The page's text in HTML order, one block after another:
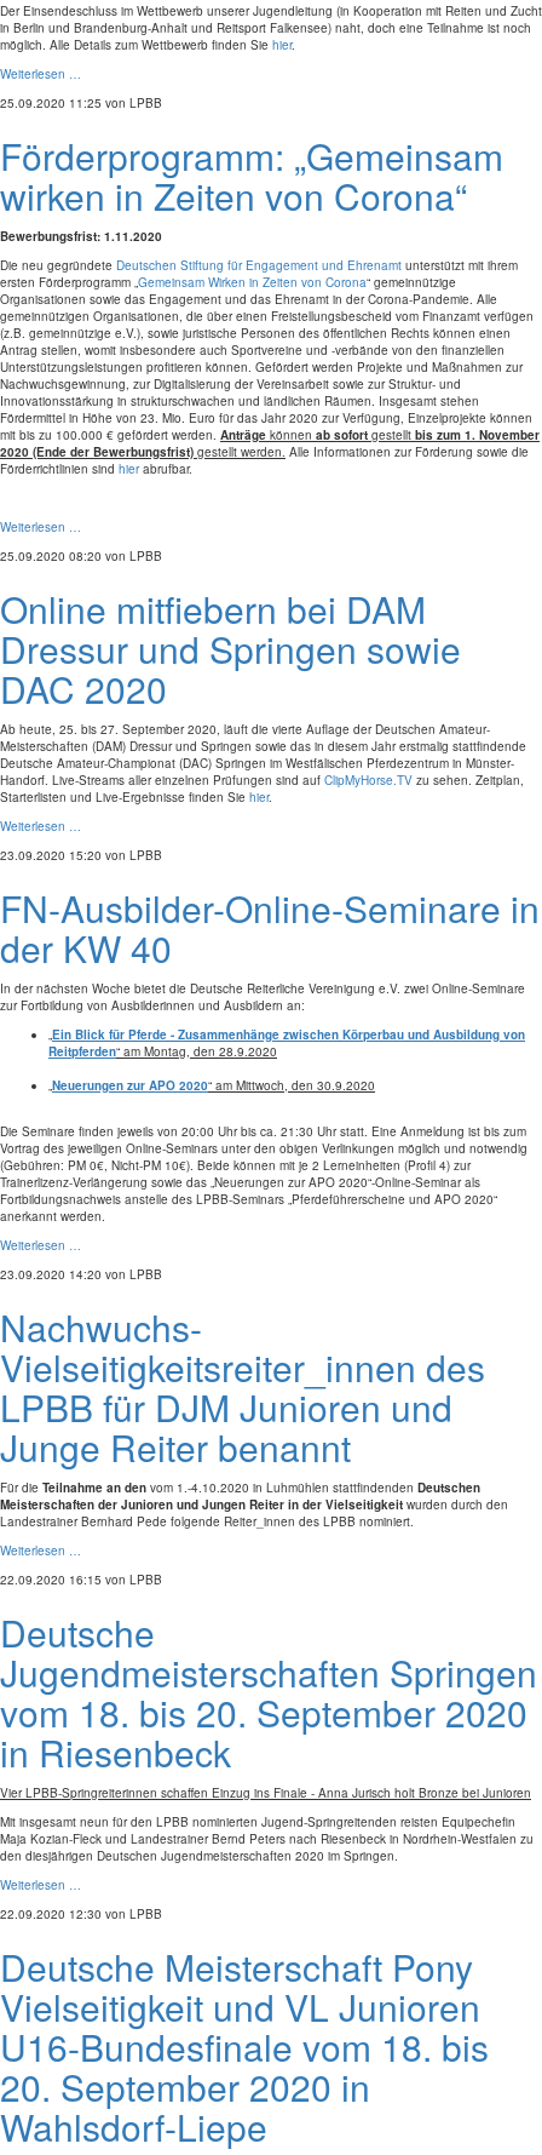
Der Einsendeschluss im Wettbewerb unserer Jugendleitung (in Kooperation mit Reiten und Zucht
in Berlin und Brandenburg-Anhalt und Reitsport Falkensee) naht, doch eine Teilnahme ist noch
möglich. Alle Details zum Wettbewerb finden Sie hier.
Weiterlesen …
25.09.2020 11:25 von LPBB
Förderprogramm: „Gemeinsam
wirken in Zeiten von Corona“
Bewerbungsfrist: 1.11.2020
Die neu gegründete Deutschen Stiftung für Engagement und Ehrenamt unterstützt mit ihrem
ersten Förderprogramm „Gemeinsam Wirken in Zeiten von Corona“ gemeinnützige
Organisationen sowie das Engagement und das Ehrenamt in der Corona-Pandemie. Alle
gemeinnützigen Organisationen, die über einen Freistellungsbescheid vom Finanzamt verfügen
(z.B. gemeinnützige e.V.), sowie juristische Personen des öffentlichen Rechts können einen
Antrag stellen, womit insbesondere auch Sportvereine und -verbände von den finanziellen
Unterstützungsleistungen profitieren können. Gefördert werden Projekte und Maßnahmen zur
Nachwuchsgewinnung, zur Digitalisierung der Vereinsarbeit sowie zur Struktur- und
Innovationsstärkung in strukturschwachen und ländlichen Räumen. Insgesamt stehen
Fördermittel in Höhe von 23. Mio. Euro für das Jahr 2020 zur Verfügung, Einzelprojekte können
mit bis zu 100.000 € gefördert werden. Anträge können ab sofort gestellt bis zum 1. November
2020 (Ende der Bewerbungsfrist) gestellt werden. Alle Informationen zur Förderung sowie die
Förderrichtlinien sind hierabrufbar.
Weiterlesen …
25.09.2020 08:20 von LPBB
Online mitfiebern bei DAM
Dressur und Springen sowie
DAC 2020
Ab heute, 25. bis 27. September 2020, läuft die vierte Auflage der Deutschen Amateur-
Meisterschaften (DAM) Dressur und Springen sowie das in diesem Jahr erstmalig stattfindende
Deutsche Amateur-Championat (DAC) Springen im Westfälischen Pferdezentrum in Münster-
Handorf. Live-Streams aller einzelnen Prüfungen sind auf ClipMyHorse.TV zu sehen. Zeitplan,
Starterlisten und Live-Ergebnisse finden Sie hier.
Weiterlesen …
23.09.2020 15:20 von LPBB
FN-Ausbilder-Online-Seminare in
der KW 40
In der nächsten Woche bietet die Deutsche Reiterliche Vereinigung e.V. zwei Online-Seminare
zur Fortbildung von Ausbilderinnen und Ausbildern an:
„Ein Blick für Pferde - Zusammenhänge zwischen Körperbau und Ausbildung von
Reitpferden“ am Montag, den 28.9.2020
„Neuerungen zur APO 2020“ am Mittwoch, den 30.9.2020
Die Seminare finden jeweils von 20:00 Uhr bis ca. 21:30 Uhr statt. Eine Anmeldung ist bis zum
Vortrag des jeweiligen Online-Seminars unter den obigen Verlinkungen möglich und notwendig
(Gebühren: PM 0€, Nicht-PM 10€). Beide können mit je 2 Lerneinheiten (Profil 4) zur
Trainerlizenz-Verlängerung sowie das „Neuerungen zur APO 2020“-Online-Seminar als
Fortbildungsnachweis anstelle des LPBB-Seminars „Pferdeführerscheine und APO 2020“
anerkannt werden.
Weiterlesen …
23.09.2020 14:20 von LPBB
Nachwuchs-
Vielseitigkeitsreiter_innen des
LPBB für DJM Junioren und
Junge Reiter benannt
Für die Teilnahme an den vom 1.-4.10.2020 in Luhmühlen stattfindenden Deutschen
Meisterschaften der Junioren und Jungen Reiter in der Vielseitigkeit wurden durch den
Landestrainer Bernhard Pede folgende Reiter_innen des LPBB nominiert.
Weiterlesen …
22.09.2020 16:15 von LPBB
Deutsche
Jugendmeisterschaften Springen
vom 18. bis 20. September 2020
in Riesenbeck
Vier LPBB-Springreiterinnen schaffen Einzug ins Finale - Anna Jurisch holt Bronze bei Junioren
Mit insgesamt neun für den LPBB nominierten Jugend-Springreitenden reisten Equipechefin
Maja Kozian-Fleck und Landestrainer Bernd Peters nach Riesenbeck in Nordrhein-Westfalen zu
den diesjährigen Deutschen Jugendmeisterschaften 2020 im Springen.
Weiterlesen …
22.09.2020 12:30 von LPBB
Deutsche Meisterschaft Pony
Vielseitigkeit und VL Junioren
U16-Bundesfinale vom 18. bis
20. September 2020 in
Wahlsdorf-Liepe